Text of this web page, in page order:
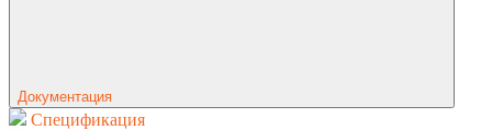
Документация
Спецификация